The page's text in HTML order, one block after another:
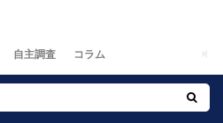
自主調査 コラム